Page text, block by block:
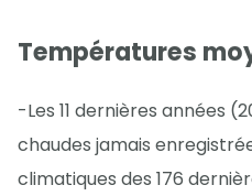
Températures
-Les 11 dernières années
chaudes jamais
climatiques des 176